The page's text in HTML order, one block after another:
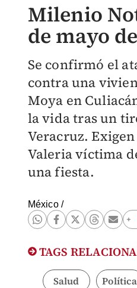
Milenio
de mayo
Se confirmó el
contra una
Moya en
la vida tras un
Veracruz.
Valeria víctima
una fiesta.
México/
TAGS
Salud Política